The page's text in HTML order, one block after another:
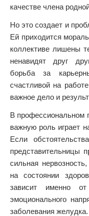
качестве члена
Но это создает и
Ей приходится
коллективе лишены
ненавидят друг
борьба за
счастливой на
важное дело и
В профессиональном
важную роль играет
Если
представительницы
сильная
на состоянии
зависит именно от
эмоционального
заболевания желудка.